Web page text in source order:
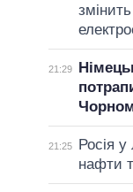
21:29
21:25
Росія
нафти